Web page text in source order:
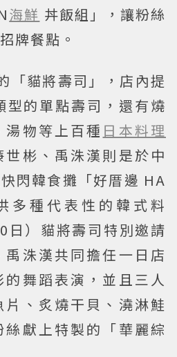
海鮮 丼飯組」，讓粉絲
牌餐點。
「貓將壽司」，店內提
的單點壽司，還有燒
物等上百種 日本料理
彬、禹洙漢則是於中
閃韓食攤「好厝邊 HA
多種代表性的韓式料
日）貓將壽司特別邀請
洙漢共同擔任一日店
舞蹈表演，並且三人
、炙燒干貝、澆淋鮭
獻上特製的「華麗綜